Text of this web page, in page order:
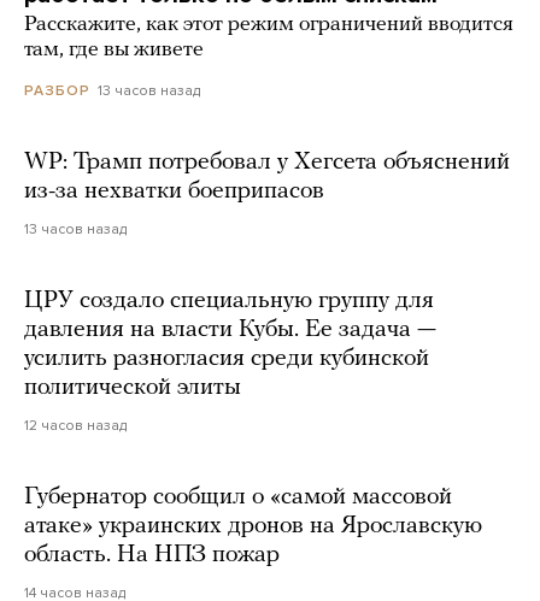
Расскажите, как этот режим ограничений вводится
там, где вы живете
РАЗБОР 13 часов назад
WP: Трамп потребовал у Хегсета объяснений
из-за нехватки боеприпасов
13 часов назад
ЦРУ создало специальную группу для
давления на власти Кубы. Ее задача —
усилить разногласия среди кубинской
политической элиты
12 часов назад
Губернатор сообщил о «самой массовой
атаке» украинских дронов на Ярославскую
область. На НПЗ пожар
14 часов назад